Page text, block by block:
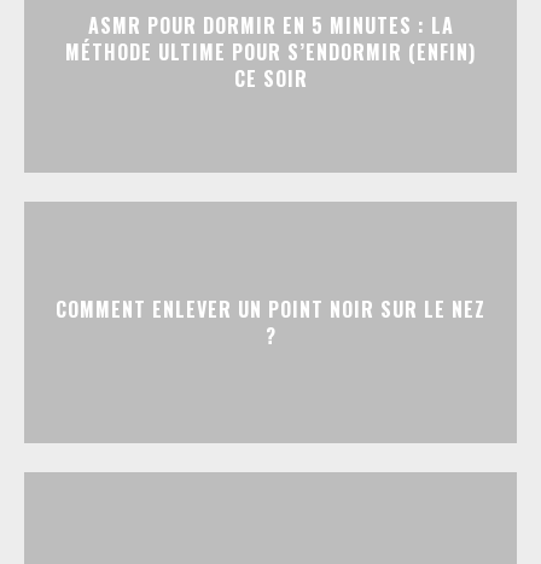
ASMR POUR DORMIR EN 5 MINUTES : LA
MÉTHODE ULTIME POUR S’ENDORMIR (ENFIN)
CE SOIR
COMMENT ENLEVER UN POINT NOIR SUR LE NEZ
?